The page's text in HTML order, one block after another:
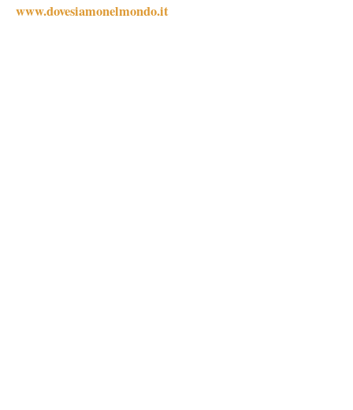
www.dovesiamonelmondo.it